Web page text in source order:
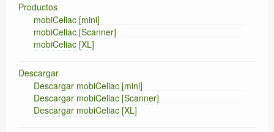
Productos
mobiCeliac [mini]
mobiCeliac [Scanner]
mobiCeliac [XL]
Descargar
Descargar mobiCeliac [mini]
Descargar mobiCeliac [Scanner]
Descargar mobiCeliac [XL]